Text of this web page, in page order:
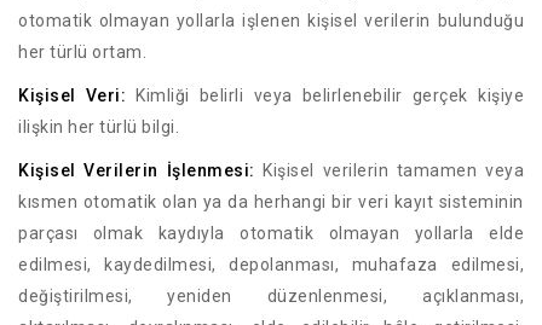
otomatik olmayan yollarla işlenen kişisel verilerin bulunduğu
her türlü ortam.
Kişisel Veri: Kimliği belirli veya belirlenebilir gerçek kişiye
ilişkin her türlü bilgi.
Kişisel Verilerin İşlenmesi: Kişisel verilerin tamamen veya
kısmen otomatik olan ya da herhangi bir veri kayıt sisteminin
parçası olmak kaydıyla otomatik olmayan yollarla elde
edilmesi, kaydedilmesi, depolanması, muhafaza edilmesi,
değiştirilmesi, yeniden düzenlenmesi, açıklanması,